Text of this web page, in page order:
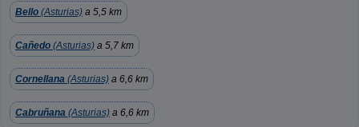
Bello (Asturias) a 5,5 km
Cañedo (Asturias) a 5,7 km
Cornellana (Asturias) a 6,6 km
Cabruñana (Asturias) a 6,6 km